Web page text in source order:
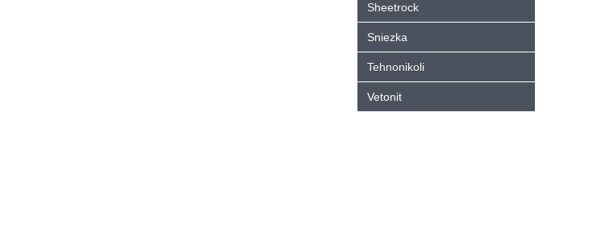
Sheetrock
Sniezka
Tehnonikoli
Vetonit